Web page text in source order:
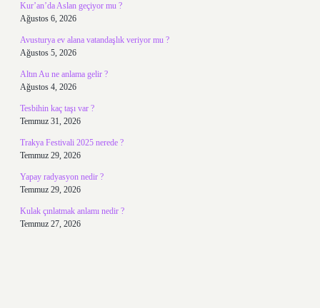
Kur’an’da Aslan geçiyor mu ?
Ağustos 6, 2026
Avusturya ev alana vatandaşlık veriyor mu ?
Ağustos 5, 2026
Altın Au ne anlama gelir ?
Ağustos 4, 2026
Tesbihin kaç taşı var ?
Temmuz 31, 2026
Trakya Festivali 2025 nerede ?
Temmuz 29, 2026
Yapay radyasyon nedir ?
Temmuz 29, 2026
Kulak çınlatmak anlamı nedir ?
Temmuz 27, 2026